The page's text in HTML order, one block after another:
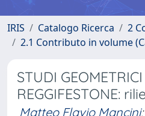
IRIS Catalogo Ricerca
2
2.1 Contributo in volume
STUDI
REGGIFESTONE:
Matteo Flavio Mancini;